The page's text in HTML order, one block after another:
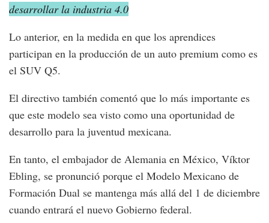
desarrollar la industria 4.0
Lo anterior, en la medida en que los aprendices
participan en la producción de un auto premium como es
el SUV Q5.
El directivo también comentó que lo más importante es
que este modelo sea visto como una oportunidad de
desarrollo para la juventud mexicana.
En tanto, el embajador de Alemania en México, Víktor
Ebling, se pronunció porque el Modelo Mexicano de
Formación Dual se mantenga más allá del 1 de diciembre
cuando entrará el nuevo Gobierno federal.